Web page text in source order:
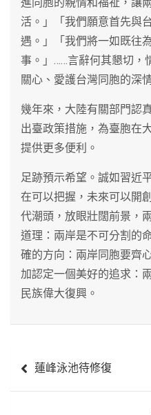
活。」「我們願意首先與
遇。」「我們將一如既往
事。」……言辭何其懇切，
關心、愛護台灣同胞的深
幾年來，大陸有關部門認
出臺政策措施，為臺胞在
提供更多便利。
足跡預示希望。誠如習近
在可以把握，未來可以開
代潮頭，放眼壯闊前景，
道理：兩岸是不可分割的
確的方向：兩岸同胞要齊
加認定一個美好的追求：
民族偉大復興。
章
蓮峰泳池待修復